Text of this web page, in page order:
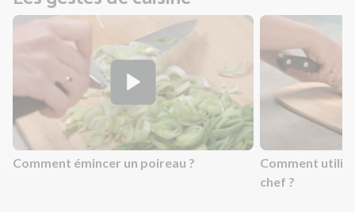
Comment émincer un poireau ?
Comment
chef ?